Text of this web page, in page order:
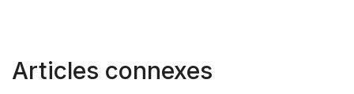
Articles connexes